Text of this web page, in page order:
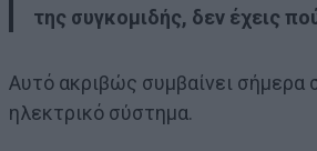
της συγκομιδής, δεν έχεις
Αυτό ακριβώς συμβαίνει σήμερα
ηλεκτρικό σύστημα.